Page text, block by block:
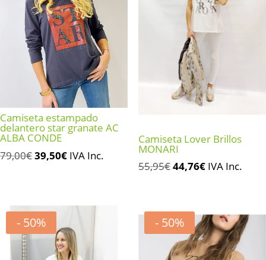
Camiseta estampado
delantero star granate AC
ALBA CONDE
79,00€El
79,00€.
39,50€El
39,50€.
IVA Inc.
Camiseta Lover Brillos
MONARI
55,95€El
era:
55,95€.
44,76€El
es:
44,76€.
IVA Inc.
- 50% - 50%